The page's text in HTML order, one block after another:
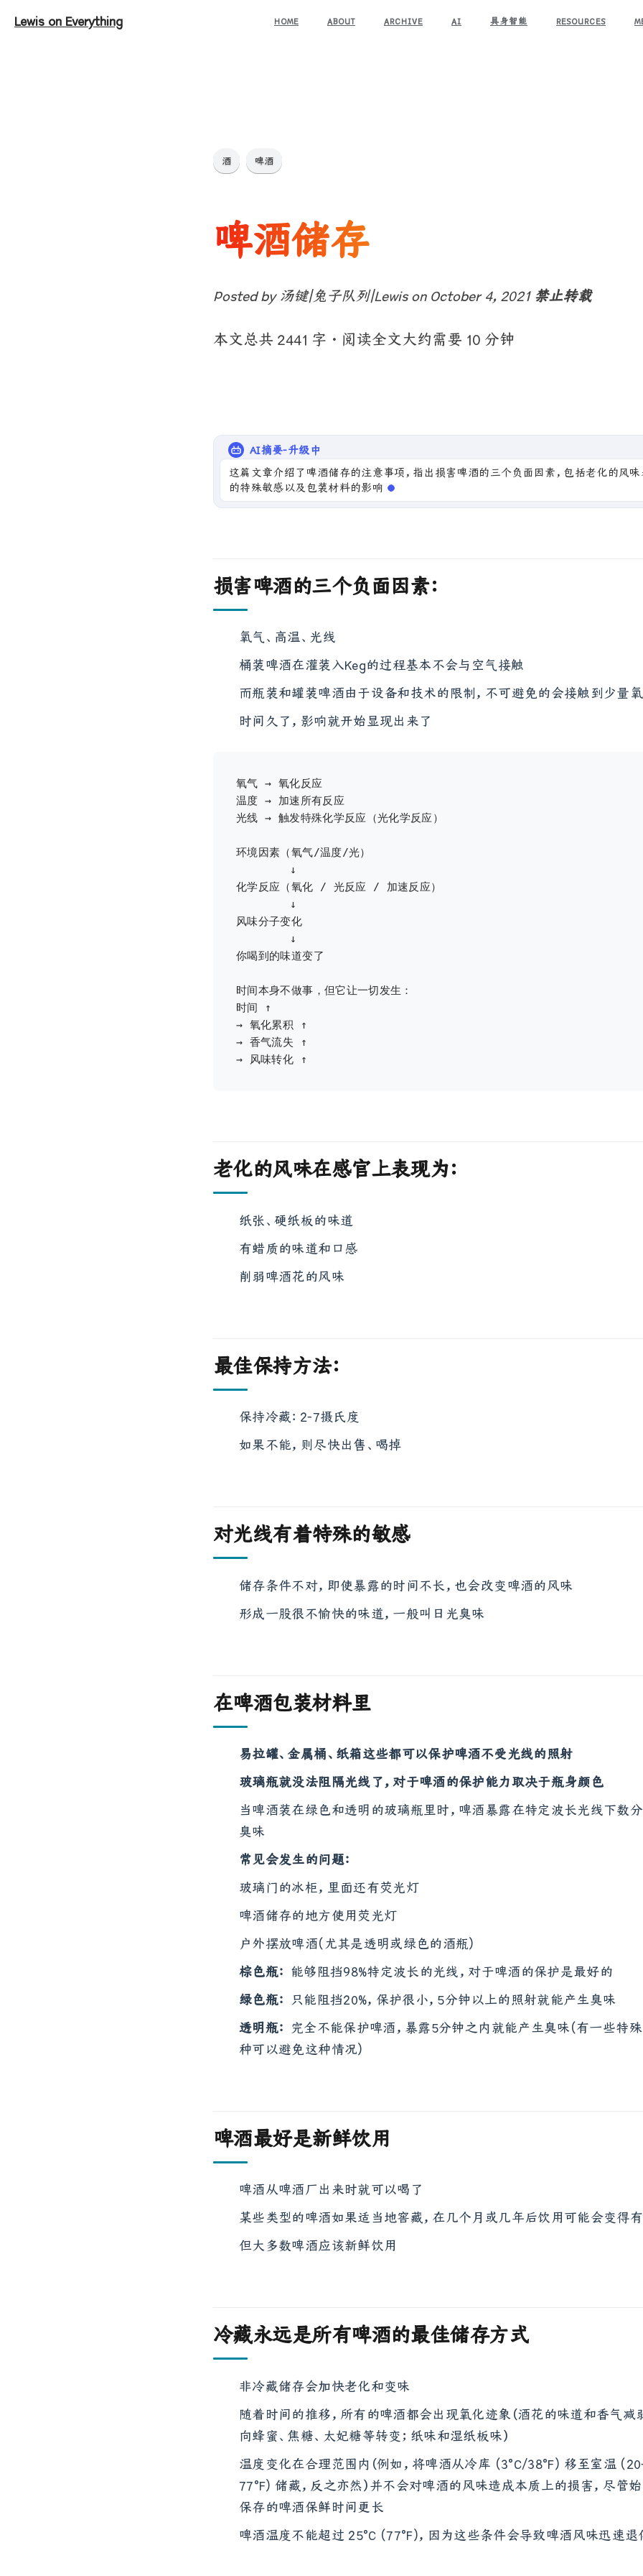
Lewis on Everything HOME ABOUT ARCHIVE AI 具身智能 RESOURCES
酒 啤酒
啤酒储存
Posted by 汤键|兔子队列|Lewis on October 4, 2021 禁止转载
本文总共 2441 字 · 阅读全文大约需要 10 分钟
AI摘要-升级中
这篇文章介绍了啤酒储存的注意事项，指出损害啤酒的三个负面因素，包括老化的风味
的特殊敏感以及包装材料的影响。同时强调啤酒应新鲜饮用，冷藏
损害啤酒的三个负面因素：
氧气、高温、光线
桶装啤酒在灌装入Keg的过程基本不会与空气接触
而瓶装和罐装啤酒由于设备和技术的限制，不可避免的会接触到少量
时间久了，影响就开始显现出来了
氧气 → 氧化反应
温度 → 加速所有反应
光线 → 触发特殊化学反应（光化学反应）
环境因素（氧气/温度/光）
        ↓
化学反应（氧化 / 光反应 / 加速反应）
        ↓
风味分子变化
        ↓
你喝到的味道变了
时间本身不做事，但它让一切发生：
时间 ↑
→ 氧化累积 ↑
→ 香气流失 ↑
老化的风味在感官上表现为：
纸张、硬纸板的味道
有蜡质的味道和口感
削弱啤酒花的风味
最佳保持方法：
保持冷藏：2-7摄氏度
如果不能，则尽快出售、喝掉
对光线有着特殊的敏感
储存条件不对，即使暴露的时间不长，也会改变啤酒的风味
形成一股很不愉快的味道，一般叫日光臭味
在啤酒包装材料里
易拉罐、金属桶、纸箱这些都可以保护啤酒不受光线的照射
玻璃瓶就没法阻隔光线了，对于啤酒的保护能力取决于瓶身颜色
当啤酒装在绿色和透明的玻璃瓶里时，啤酒暴露在特定波长光线下数
臭味
常见会发生的问题：
玻璃门的冰柜，里面还有荧光灯
啤酒储存的地方使用荧光灯
户外摆放啤酒(尤其是透明或绿色的酒瓶)
棕色瓶： 能够阻挡98%特定波长的光线，对于啤酒的保护是最好的
绿色瓶： 只能阻挡20%，保护很小，5分钟以上的照射就能产生臭味
透明瓶： 完全不能保护啤酒，暴露5分钟之内就能产生臭味(有一些特
种可以避免这种情况)
啤酒最好是新鲜饮用
啤酒从啤酒厂出来时就可以喝了
某些类型的啤酒如果适当地窖藏，在几个月或几年后饮用可能会变得
但大多数啤酒应该新鲜饮用
冷藏永远是所有啤酒的最佳储存方式
非冷藏储存会加快老化和变味
随着时间的推移，所有的啤酒都会出现氧化迹象（酒花的味道和香气减
向蜂蜜、焦糖、太妃糖等转变；纸味和湿纸板味）
温度变化在合理范围内（例如，将啤酒从冷库 (3°C/38°F) 移至室温
77°F) 储藏，反之亦然）并不会对啤酒的风味造成本质上的损害，尽管
保存的啤酒保鲜时间更长
啤酒温度不能超过 25°C (77°F)，因为这些条件会导致啤酒风味迅速退